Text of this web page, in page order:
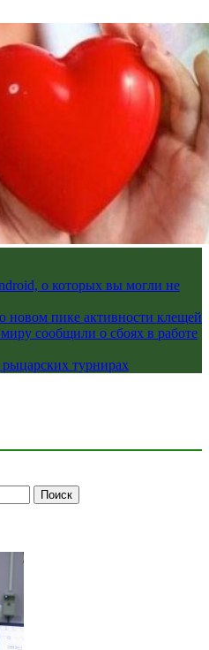
о которых вы могли не
новом пике активности клещей
сообщили о сбоях в работе
турнирах